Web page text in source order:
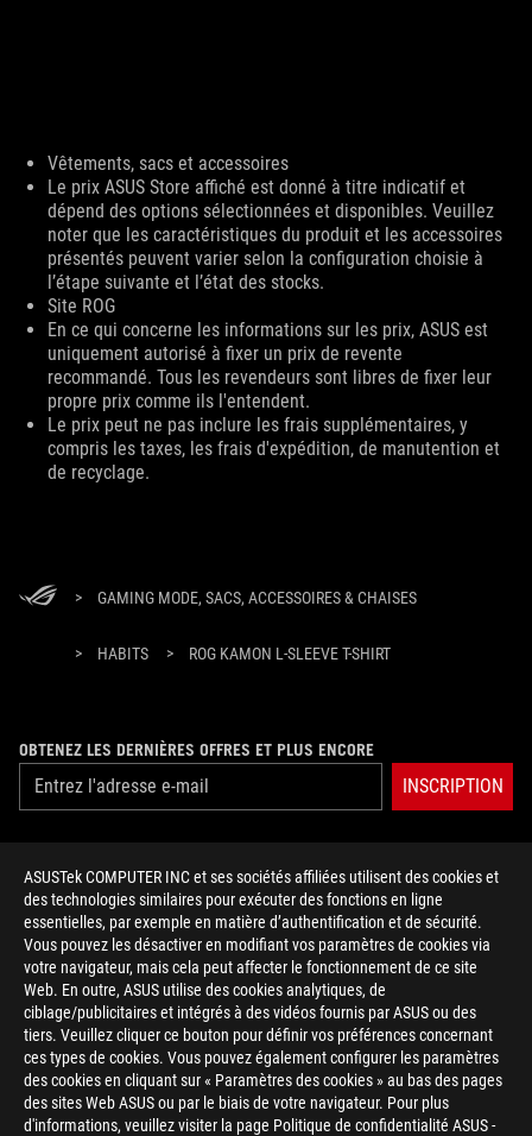
ASUSTek COMPUTER INC et ses sociétés affiliées utilisent des cookies et
des technologies similaires pour exécuter des fonctions en ligne
essentielles, par exemple en matière d’authentification et de sécurité.
Vous pouvez les désactiver en modifiant vos paramètres de cookies via
votre navigateur, mais cela peut affecter le fonctionnement de ce site
Web. En outre, ASUS utilise des cookies analytiques, de
ciblage/publicitaires et intégrés à des vidéos fournis par ASUS ou des
tiers. Veuillez cliquer ce bouton pour définir vos préférences concernant
ces types de cookies. Vous pouvez également configurer les paramètres
des cookies en cliquant sur « Paramètres des cookies » au bas des pages
des sites Web ASUS ou par le biais de votre navigateur. Pour plus
d'informations, veuillez visiter la page Politique de confidentialité ASUS -
Disclaimer
Vêtements, sacs et accessoires
Le prix ASUS Store affiché est donné à titre indicatif et
dépend des options sélectionnées et disponibles. Veuillez
noter que les caractéristiques du produit et les accessoires
présentés peuvent varier selon la configuration choisie à
l’étape suivante et l’état des stocks.
Site ROG
En ce qui concerne les informations sur les prix, ASUS est
uniquement autorisé à fixer un prix de revente
recommandé. Tous les revendeurs sont libres de fixer leur
propre prix comme ils l'entendent.
Le prix peut ne pas inclure les frais supplémentaires, y
compris les taxes, les frais d'expédition, de manutention et
de recyclage.
> GAMING MODE, SACS, ACCESSOIRES & CHAISES
> HABITS > ROG KAMON L-SLEEVE T-SHIRT
OBTENEZ LES DERNIÈRES OFFRES ET PLUS ENCORE
INSCRIPTION
ACCUEIL
NEWSROOM
facebooktwitteryoutubeinstagram
tiktok
France/Français